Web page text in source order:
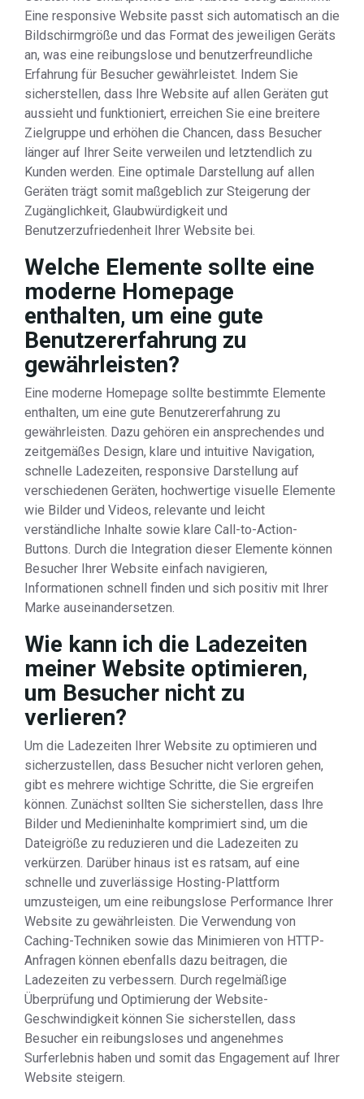
Eine responsive Website passt sich automatisch an die
Bildschirmgröße und das Format des jeweiligen Geräts
an, was eine reibungslose und benutzerfreundliche
Erfahrung für Besucher gewährleistet. Indem Sie
sicherstellen, dass Ihre Website auf allen Geräten gut
aussieht und funktioniert, erreichen Sie eine breitere
Zielgruppe und erhöhen die Chancen, dass Besucher
länger auf Ihrer Seite verweilen und letztendlich zu
Kunden werden. Eine optimale Darstellung auf allen
Geräten trägt somit maßgeblich zur Steigerung der
Zugänglichkeit, Glaubwürdigkeit und
Benutzerzufriedenheit Ihrer Website bei.
Welche Elemente sollte eine
moderne Homepage
enthalten, um eine gute
Benutzererfahrung zu
gewährleisten?
Eine moderne Homepage sollte bestimmte Elemente
enthalten, um eine gute Benutzererfahrung zu
gewährleisten. Dazu gehören ein ansprechendes und
zeitgemäßes Design, klare und intuitive Navigation,
schnelle Ladezeiten, responsive Darstellung auf
verschiedenen Geräten, hochwertige visuelle Elemente
wie Bilder und Videos, relevante und leicht
verständliche Inhalte sowie klare Call-to-Action-
Buttons. Durch die Integration dieser Elemente können
Besucher Ihrer Website einfach navigieren,
Informationen schnell finden und sich positiv mit Ihrer
Marke auseinandersetzen.
Wie kann ich die Ladezeiten
meiner Website optimieren,
um Besucher nicht zu
verlieren?
Um die Ladezeiten Ihrer Website zu optimieren und
sicherzustellen, dass Besucher nicht verloren gehen,
gibt es mehrere wichtige Schritte, die Sie ergreifen
können. Zunächst sollten Sie sicherstellen, dass Ihre
Bilder und Medieninhalte komprimiert sind, um die
Dateigröße zu reduzieren und die Ladezeiten zu
verkürzen. Darüber hinaus ist es ratsam, auf eine
schnelle und zuverlässige Hosting-Plattform
umzusteigen, um eine reibungslose Performance Ihrer
Website zu gewährleisten. Die Verwendung von
Caching-Techniken sowie das Minimieren von HTTP-
Anfragen können ebenfalls dazu beitragen, die
Ladezeiten zu verbessern. Durch regelmäßige
Überprüfung und Optimierung der Website-
Geschwindigkeit können Sie sicherstellen, dass
Besucher ein reibungsloses und angenehmes
Surferlebnis haben und somit das Engagement auf Ihrer
Website steigern.